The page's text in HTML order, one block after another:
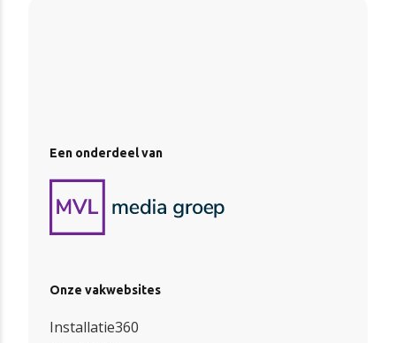
Een onderdeel van
Onze vakwebsites
Installatie360